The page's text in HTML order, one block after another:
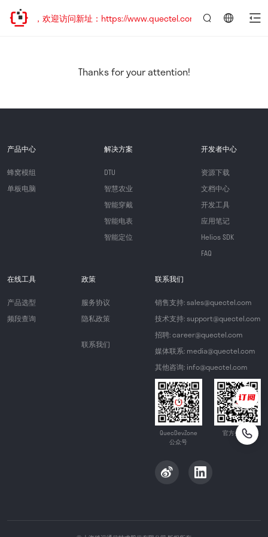
已迁移，欢迎访问新址：https://www.quectel.com.cn
Thanks for your attention!
产品中心
蜂窝模组
单板电脑
解决方案
DTU
智慧农业
智能穿戴
智能电表
智能定位
开发者中心
资源下载
文档中心
开发工具
应用笔记
Helios SDK
FAQ
在线工具
产品选型
频段查询
政策
服务协议
隐私政策
联系我们
联系我们
销售支持: sales@quectel.com
技术支持: support@quectel.com
招聘: career@quectel.com
媒体联系: media@quectel.com
其他咨询: info@quectel.com
QuecDevZone
公众号
官方公众号